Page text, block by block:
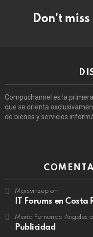
Don’t
Compuchannel es la
que se orienta
de bienes y servicios
Marsvinzep on
IT Forums en Costa
María Fernanda Angeles
Publicidad